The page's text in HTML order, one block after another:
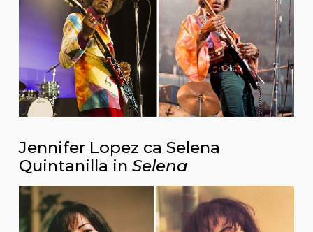
Jennifer Lopez ca Selena
Quintanilla in Selena